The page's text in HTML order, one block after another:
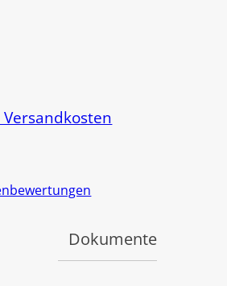
Versandkosten
Dokumente